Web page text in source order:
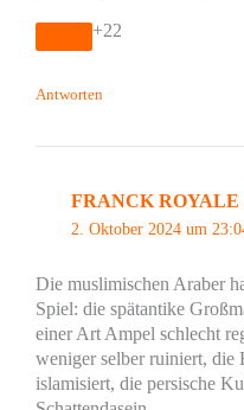
+22
Antworten
FRANCK ROYALE
2. Oktober 2024 um
Die muslimischen Araber
Spiel: die spätantike
einer Art Ampel schlecht
weniger selber ruiniert,
islamisiert, die persische